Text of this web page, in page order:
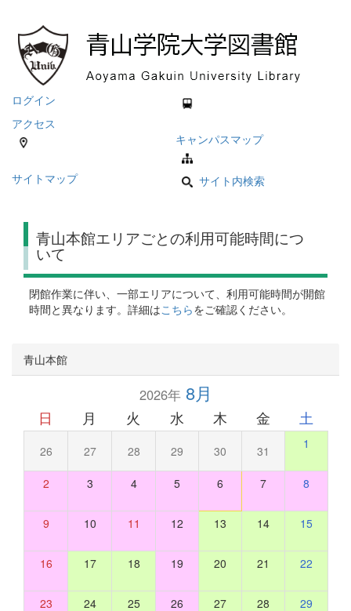
ログイン
アクセス
キャンパスマップ
サイトマップ サイト内検索
青山本館エリアごとの利用可能時間につ
いて
閉館作業に伴い、一部エリアについて、利用可能時間が開館
時間と異なります。詳細はこちらをご確認ください。
青山本館
2026年8月
日 月 火 水 木 金 土
26 27 28 29 30 31 1
2 3 4 5 6 7 8
9 10 11 12 13 14 15
16 17 18 19 20 21 22
23 24 25 26 27 28 29